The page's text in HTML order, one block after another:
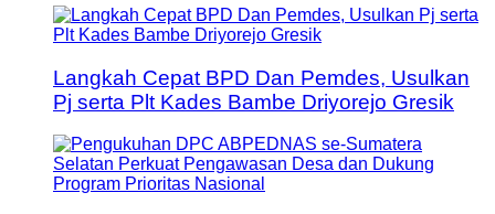
Langkah Cepat BPD Dan Pemdes, Usulkan
Pj serta Plt Kades Bambe Driyorejo Gresik